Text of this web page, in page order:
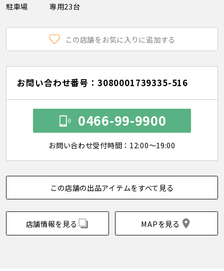
駐車場
専用23台
この店舗をお気に入りに追加する
お問い合わせ番号：3080001739335-516
0466-99-9900
お問い合わせ受付時間：12:00～19:00
この店舗の出品アイテムをすべて見る
店舗情報を見る MAPを見る